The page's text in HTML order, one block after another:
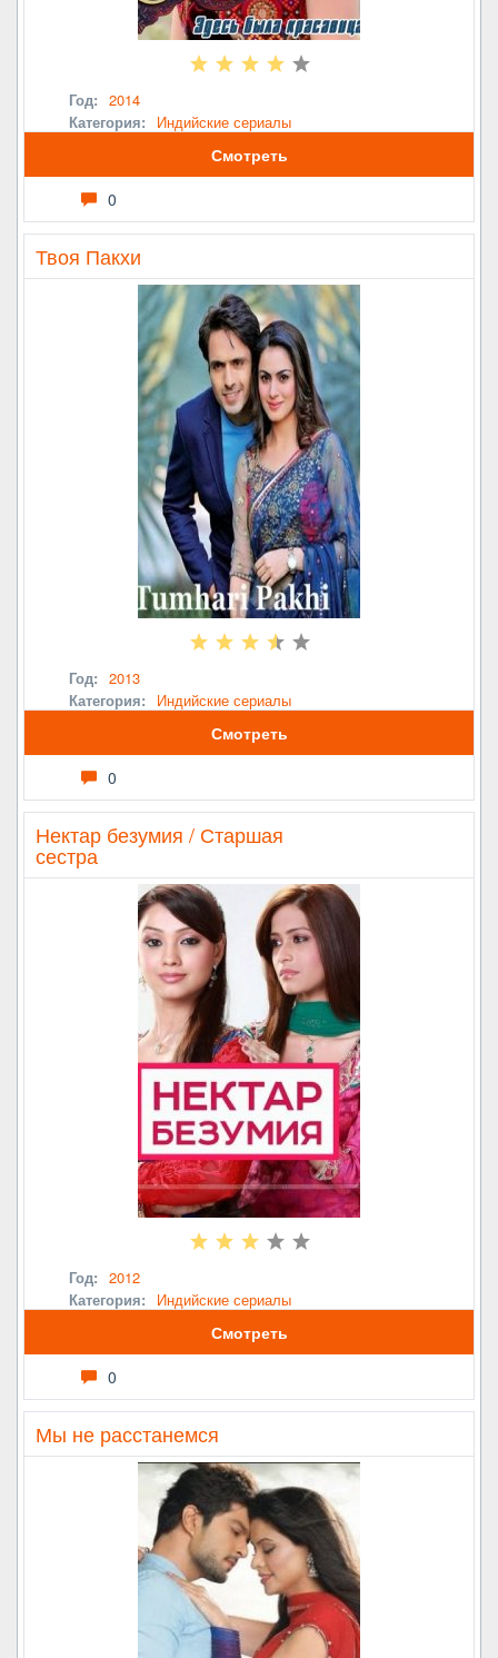
Год: 2014
Категория:
Индийские сериалы
Смотреть
0
Твоя Пакхи
Год: 2013
Категория:
Индийские сериалы
Смотреть
0
Нектар безумия / Старшая
сестра
Год: 2012
Категория:
Индийские сериалы
Смотреть
0
Мы не расстанемся